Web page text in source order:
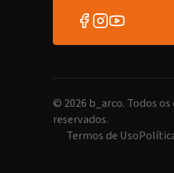
© 2026 b_arco. Todos
reservados.
Termos de Uso